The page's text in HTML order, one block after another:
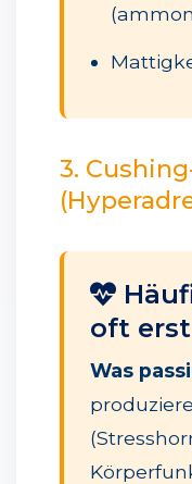
3.
oft
Was